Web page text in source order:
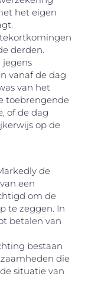
het eigen
derden.
jegens
vanaf de dag
van het
toebrengende
of de dag
op de
de
een
om de
te zeggen. In
betalen van
bestaan
die
situatie van